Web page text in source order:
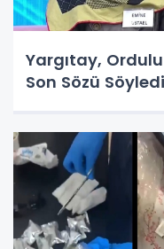
Yargıtay,
Son Sözü Söyledi